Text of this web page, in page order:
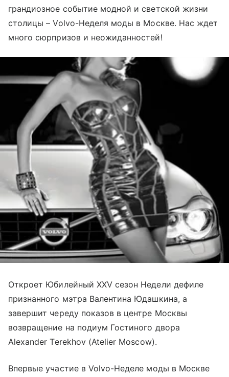
грандиозное событие модной и светской жизни
столицы – Volvo-Неделя моды в Москве. Нас ждет
много сюрпризов и неожиданностей!
Откроет Юбилейный XXV сезон Недели дефиле
признанного мэтра Валентина Юдашкина, а
завершит череду показов в центре Москвы
возвращение на подиум Гостиного двора
Alexander Terekhov (Atelier Moscow).
Впервые участие в Volvo-Неделе моды в Москве